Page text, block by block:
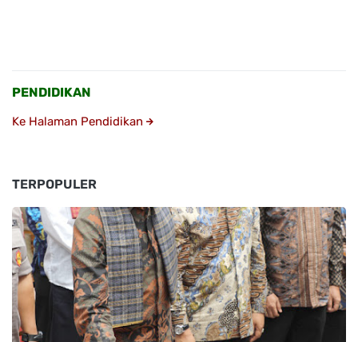
PENDIDIKAN
Ke Halaman Pendidikan
TERPOPULER